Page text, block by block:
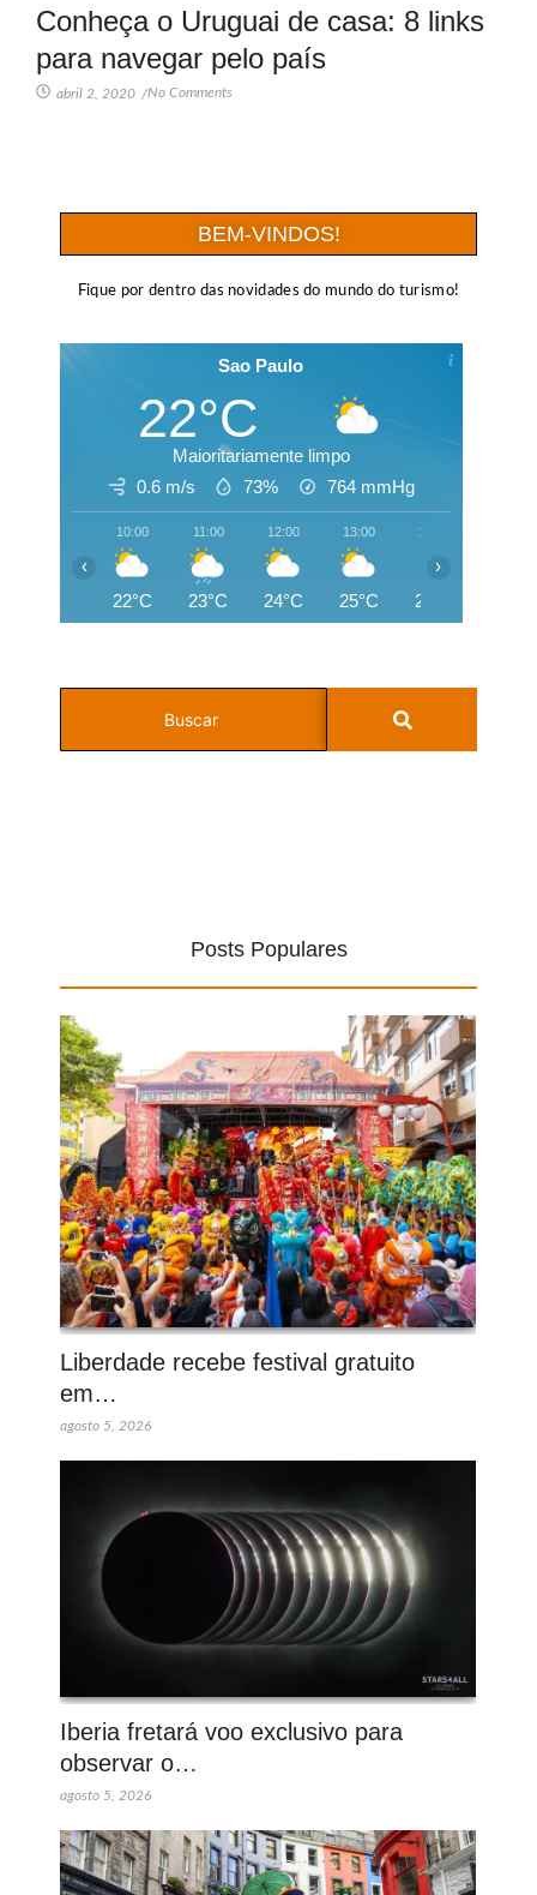
Conheça o Uruguai de casa: 8 links
para navegar pelo país
abril 2, 2020 /No Comments
BEM-VINDOS!
Fique por dentro das novidades do mundo do turismo!
Sao Paulo
22°C
Maioritariamente limpo
0.6 m/s
73% 764 mmHg
10:00
22°C
11:00
23°C
12:00
24°C
13:00
25°C
14:00
25°C
‹ ›
Posts Populares
Liberdade recebe festival gratuito
em…
agosto 5, 2026
Iberia fretará voo exclusivo para
observar o…
agosto 5, 2026